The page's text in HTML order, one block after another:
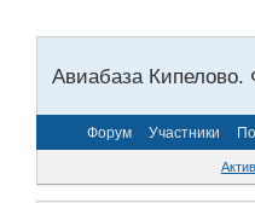
Авиабаза Кипелово.
Форум Участники